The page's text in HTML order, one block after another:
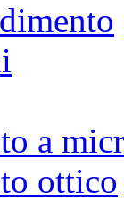
a
ottico